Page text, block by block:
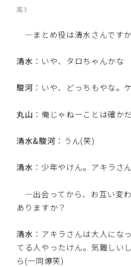
高3
—まとめ役は清水さんです
清水 ：いや、タロちゃんかな
駿河 ：いや、どっちもやな。
丸山 ：俺じゃねーことは確かだ
清水&駿河 ：うん(笑)
清水 ：少年やけん。アキラさん
—出会ってから、お互い変
ありますか？
清水 ：アキラさんは大人にな
てる人やったけん。気難しい
ら(一同爆笑)